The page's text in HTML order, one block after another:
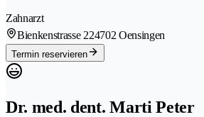
Zahnarzt
Bienkenstrasse 224702 Oensingen
Termin reservieren
Dr. med. dent. Marti Peter